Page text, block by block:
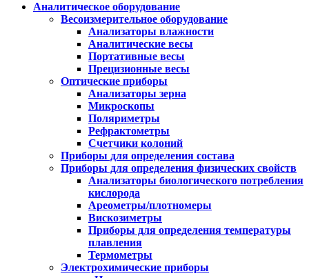
Аналитическое оборудование
Весоизмерительное оборудование
Анализаторы влажности
Аналитические весы
Портативные весы
Прецизионные весы
Оптические приборы
Анализаторы зерна
Микроскопы
Поляриметры
Рефрактометры
Счетчики колоний
Приборы для определения состава
Приборы для определения физических свойств
Анализаторы биологического потребления
кислорода
Ареометры/плотномеры
Вискозиметры
Приборы для определения температуры
плавления
Термометры
Электрохимические приборы